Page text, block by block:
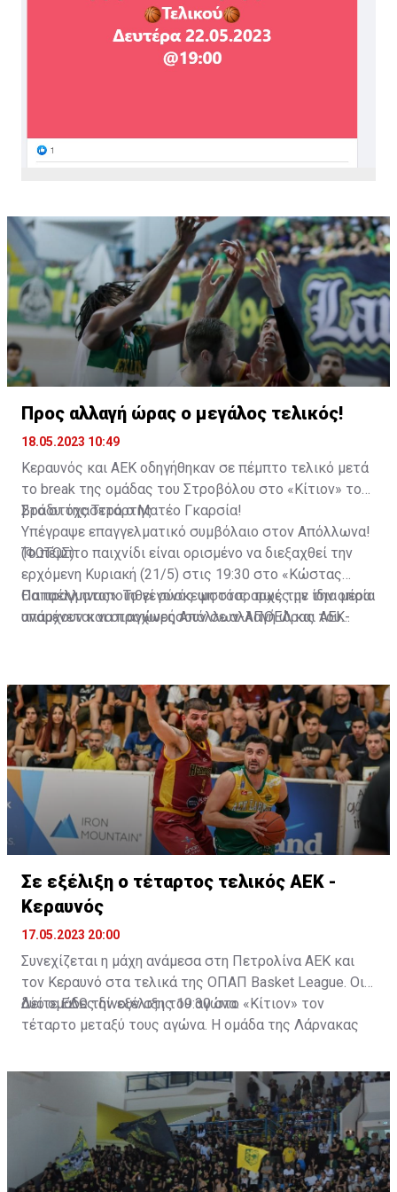
Αν θα συνεχίσει στην ΑΕΚ:«Από τη στιγμή που
αναλαμβάνω μία δουλειά, μέχρι το τελευταίο
δευτερόλεπτο των υποχρεώσεων, δεν σκέφτομαι
τίποτα άλλο. Με την ΑΕΚ έχουμε συμφωνία για την
τη στιγμή που η πρόθεση της διοίκησης είναι να
συνεχίσει να πρωταγωνιστεί και να κάνει κάτι καλό
αν έρθει μία πολύ εξαιρετική πρόταση».
Προς αλλαγή ώρας ο μεγάλος τελικός!
18.05.2023 10:49
Κεραυνός και ΑΕΚ οδηγήθηκαν σε πέμπτο τελικό μετά
το break της ομάδας του Στροβόλου στο «Κίτιον» το
βράδυ της Τετάρτης.
Στο στόχαστρο ο Ματέο Γκαρσία!
Υπέγραψε επαγγελματικό συμβόλαιο στον Απόλλωνα!
(ΦΩΤΟΣ)
Το πέμπτο παιχνίδι είναι ορισμένο να διεξαχθεί την
ερχόμενη Κυριακή (21/5) στις 19:30 στο «Κώστας
Παπαέλληνας». Το γεγονός ωστόσο πως την ίδια μέρα
υπάρχουν και οι αγώνες Απόλλων-ΑΠΟΕΛ και ΑΕΚ-
Θα πραγματοποιηθεί σύσκεψη στις αρχές με την οποία
αναμένεται να προχωρήσουν σε αλλαγή ώρας του
εξελίξεις.
Σε εξέλιξη ο τέταρτος τελικός AEK -
Kεραυνός
17.05.2023 20:00
Συνεχίζεται η μάχη ανάμεσα στη Πετρολίνα ΑΕΚ και
τον Κεραυνό στα τελικά της ΟΠΑΠ Basket League. Οι
δύο ομάδες δίνουν στις 19:30 στο «Κίτιον» τον
τέταρτο μεταξύ τους αγώνα. Η ομάδα της Λάρνακας
την άλλη ο Κεραυνός θέλει νίκη για να μεταφέρει ξανά
τη σειρά στην έδρα του, όπου θα κλείσει οριστικά η
υπόθεση τίτλος.
ΔείτεΕΔΩτην εξέλιξη του αγώνα.